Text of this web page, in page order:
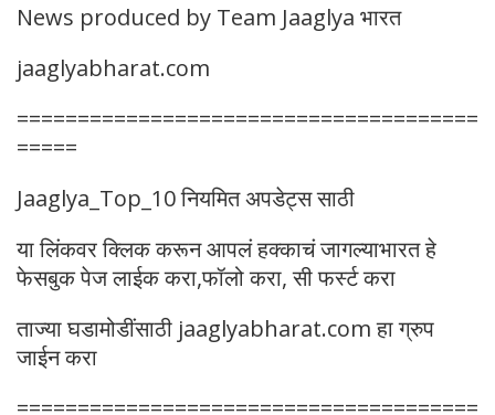
News produced by Team Jaaglya भारत
jaaglyabharat.com
======================================
=====
Jaaglya_Top_10 नियमित अपडेट्स साठी
या लिंकवर क्लिक करून आपलं हक्काचं जागल्याभारत हे
फेसबुक पेज लाईक करा,फॉलो करा, सी फर्स्ट करा
ताज्या घडामोडींसाठी jaaglyabharat.com हा ग्रुप
जाईन करा
======================================